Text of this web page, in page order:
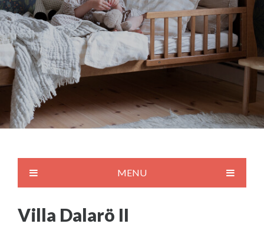
MENU
Villa Dalarö II